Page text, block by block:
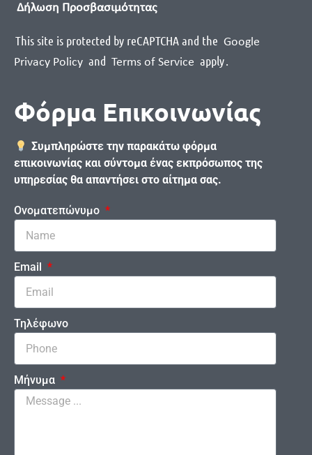
Δήλωση Προσβασιμότητας
This site is protected by reCAPTCHA and the Google
Privacy Policy and Terms of Service apply.
Φόρμα Επικοινωνίας
Συμπληρώστε την παρακάτω φόρμα
επικοινωνίας και σύντομα ένας εκπρόσωπος της
υπηρεσίας θα απαντήσει στο αίτημα σας.
Ονοματεπώνυμο
Email
Τηλέφωνο
Μήνυμα